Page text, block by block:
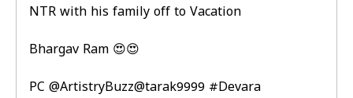
NTR with his family off to Vacation
Bhargav Ram 😍😍
PC @ArtistryBuzz@tarak9999 #Devara